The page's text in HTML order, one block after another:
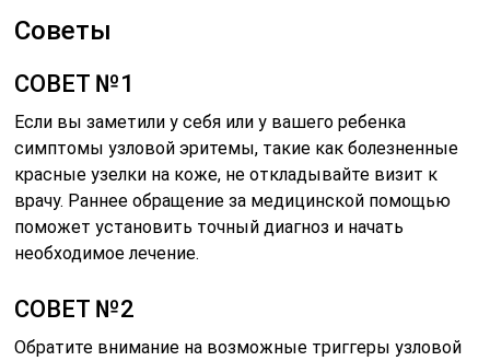
Советы
СОВЕТ №1
Если вы заметили у себя или у вашего ребенка
симптомы узловой эритемы, такие как болезненные
красные узелки на коже, не откладывайте визит к
врачу. Раннее обращение за медицинской помощью
поможет установить точный диагноз и начать
необходимое лечение.
СОВЕТ №2
Обратите внимание на возможные триггеры узловой